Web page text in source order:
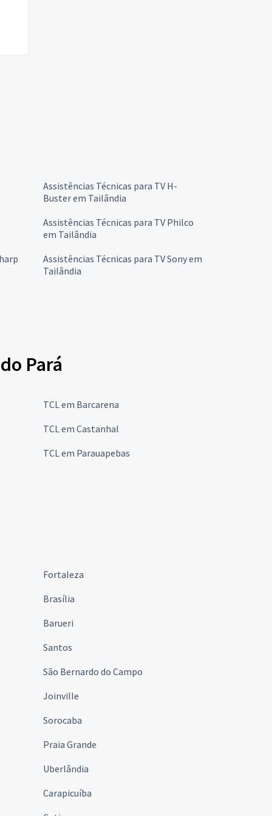
Assistências Técnicas para TV H-
Buster em Tailândia
Assistências Técnicas para TV Philco
em Tailândia
Assistências Técnicas para TV Sony em
Tailândia
Pará
TCL em Barcarena
TCL em Castanhal
TCL em Parauapebas
Fortaleza
Brasília
Barueri
Santos
São Bernardo do Campo
Joinville
Sorocaba
Praia Grande
Uberlândia
Carapicuíba